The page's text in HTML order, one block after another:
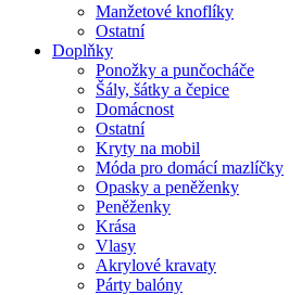
Manžetové knoflíky
Ostatní
Doplňky
Ponožky a punčocháče
Šály, šátky a čepice
Domácnost
Ostatní
Kryty na mobil
Móda pro domácí mazlíčky
Opasky a peněženky
Peněženky
Krása
Vlasy
Akrylové kravaty
Párty balóny